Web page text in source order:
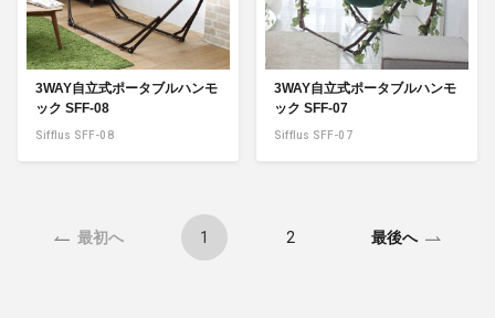
3WAY自立式ポータブルハンモ
ック SFF-08
Sifflus SFF-08
3WAY自立式ポータブルハンモ
ック SFF-07
Sifflus SFF-07
最初へ 1 2 最後へ